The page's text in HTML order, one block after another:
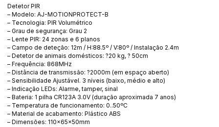
Detetor PIR
– Modelo: AJ-MOTIONPROTECT-B
– Tecnologia: PIR Volumétrico
– Grau de segurança: Grau 2
– Lente PIR: 24 zonas e 6 planos
– Campo de deteção: 12m / H:88.5º / V:80º / Instalação 2.4m
– Detetor de animais domésticos: ?20 kg, ? 50cm
– Frequência: 868MHz
– Distância de transmissão: ?2000m (em espaço aberto)
– Sensibilidade Ajustável. 3 níveis (baixo, médio e alto)
– Indicação LEDs: Alarme, tamper, sinal
– Bateria: 1 pilha CR123A 3.0V (duração aproximada 7 anos)
– Temperatura de funcionamento: 0..50ºC
– Material de acabamento: Plástico ABS
– Dimensões: 110x65x50mm